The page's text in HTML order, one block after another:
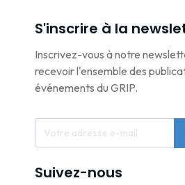
S'inscrire à la
Inscrivez-vous à notre
recevoir l'ensemble des
événements du GRIP.
Suivez-nous